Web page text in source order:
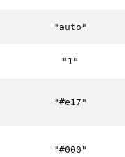
"auto"
"1"
"#e17"
"#000"